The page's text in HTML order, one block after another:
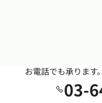
お電話でも承ります
03-